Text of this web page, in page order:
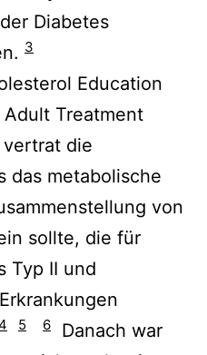
Diabetes
3
Education
Adult Treatment
vertrat die
das metabolische
von
sollte, die für
Typ II und
5 6
Danach war